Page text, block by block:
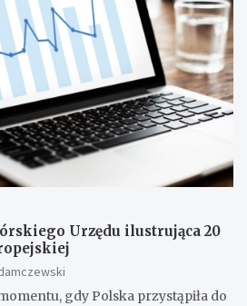
Urzędu ilustrująca 20
gdy Polska przystąpiła do